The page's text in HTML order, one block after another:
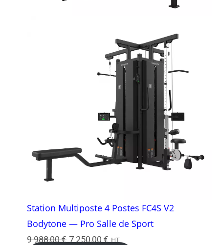
Station Multiposte 4 Postes FC4S V2
Bodytone — Pro Salle de Sport
9 988,00€ Le
7 250,00 € Le
HT